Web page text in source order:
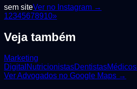
sem siteVer no Instagram →
12345678910»
Veja também
Marketing
Digital NutricionistasDentistasMédicos
VerAdvogados no Google Maps →